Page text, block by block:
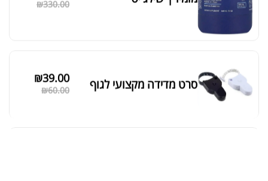
₪330.00
סרט מדידה מקצועי לגוף ₪60.00
₪39.00